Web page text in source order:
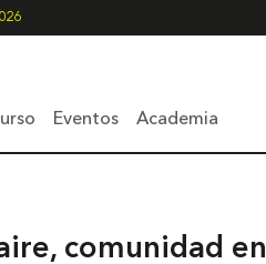
Eventos Academia
comunidad en